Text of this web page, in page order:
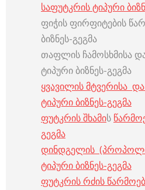
საფუტკრის ტიპური
ფიჭის ფირფიტების
ბიზნეს-გეგმა
თაფლის ჩამოსხმისა
ტიპური ბიზნეს-გეგმა
ყვავილის მტვერისა
ტიპური ბიზნეს-გეგმა
ფუტკრის შხამის
გეგმა
დინდგელის
ტიპური ბიზნეს-გეგმა
ფუტკრის რძის